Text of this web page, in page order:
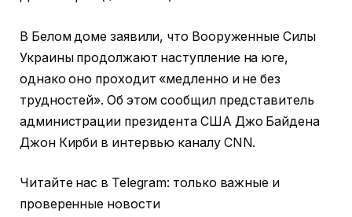
В Белом доме заявили, что Вооруженные Силы
Украины продолжают наступление на юге,
однако оно проходит «медленно и не без
трудностей». Об этом сообщил представитель
администрации президента США Джо Байдена
Джон Кирби в интервью каналу CNN.
Читайте нас в Telegram: только важные и
проверенные новости